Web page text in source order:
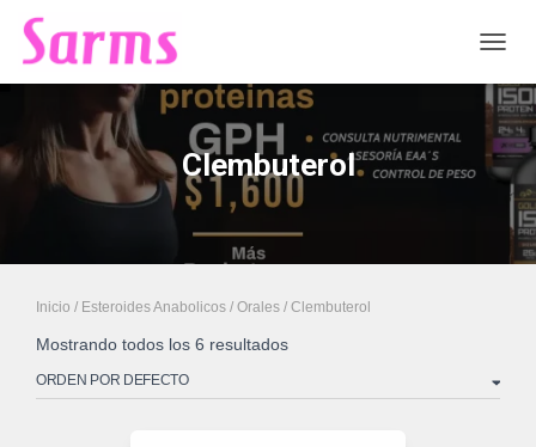
Clembuterol
Inicio / Esteroides Anabolicos / Orales / Clembuterol
Mostrando todos los 6 resultados